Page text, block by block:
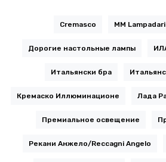
Cremasco MM Lampadari
Дорогие настольные лампы
Итальянски бра
Кремаско Иллюминационе Лада
Премиальное освещение
Рекани Анжело/Reccagni Angelo